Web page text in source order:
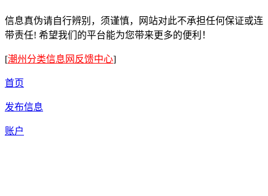
信息真伪请自行辨别，须谨慎，网站对此不承担任何保证或连
带责任! 希望我们的平台能为您带来更多的便利！
[潮州分类信息网反馈中心]
首页
发布信息
账户